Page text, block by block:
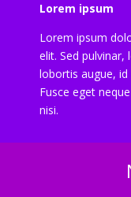
Lorem ipsum
Lorem ipsum
elit. Sed pulvinar,
lobortis augue,
Fusce eget
nisi.